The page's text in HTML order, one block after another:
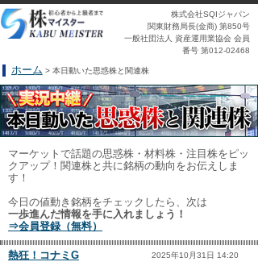
株式会社SQIジャパン
関東財務局長(金商) 第850号
一般社団法人 資産運用業協会 会員
番号 第012-02468
ホーム > 本日動いた思惑株と関連株
マーケットで話題の思惑株・材料株・注目株をピッ
クアップ！関連株と共に銘柄の動向をお伝えしま
す！
今日の値動き銘柄をチェックしたら、次は
一歩進んだ情報を手に入れましょう！
⇒会員登録（無料）
熱狂！コナミG 2025年10月31日 14:20